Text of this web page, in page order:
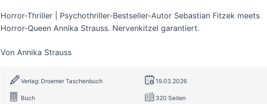
Horror-Thriller | Psychothriller-Bestseller-Autor Sebastian Fitzek meets
Horror-Queen Annika Strauss. Nervenkitzel garantiert.
Von Annika Strauss
Verlag: Droemer Taschenbuch 19.03.2026
Buch 320 Seiten